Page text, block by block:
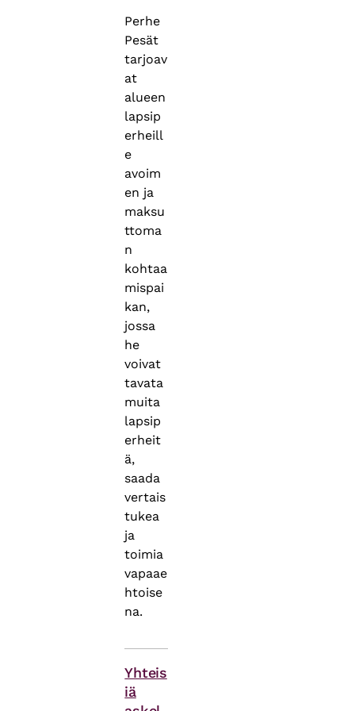
Perhe
Pesät
tarjoav
at
alueen
lapsip
erheill
e
avoim
en ja
maksu
ttoma
n
kohtaa
mispai
kan,
jossa
he
voivat
tavata
muita
lapsip
erheit
ä,
saada
vertais
tukea
ja
toimia
vapaae
htoise
na.
Yhteis
iä